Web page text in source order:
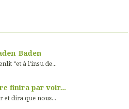
Baden
"et à l'insu de...
finira par voir...
et dira que nous...